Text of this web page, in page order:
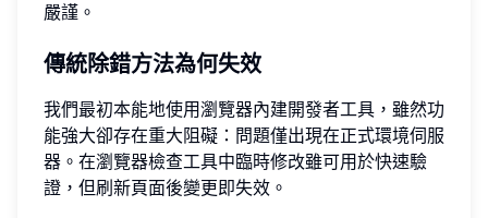
嚴謹。
傳統除錯方法為何失效
我們最初本能地使用瀏覽器內建開發者工具，雖然功
能強大卻存在重大阻礙：問題僅出現在正式環境伺服
器。在瀏覽器檢查工具中臨時修改雖可用於快速驗
證，但刷新頁面後變更即失效。